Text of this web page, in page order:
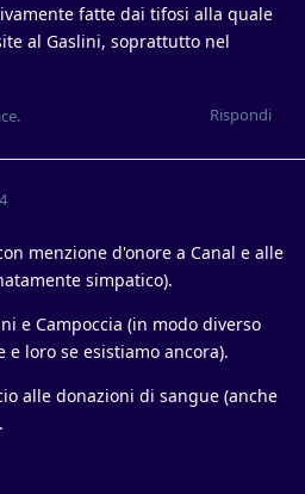
fatte dai tifosi alla quale
al Gaslini, soprattutto nel
Rispondi
.
menzione d'onore a Canal e alle
simpatico).
e Campoccia (in modo diverso
loro se esistiamo ancora).
alle donazioni di sangue (anche